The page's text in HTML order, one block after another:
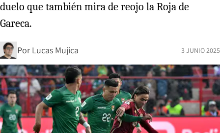
duelo que también mira de reojo la Roja de
Gareca.
Por Lucas Mujica 3 JUNIO 2025